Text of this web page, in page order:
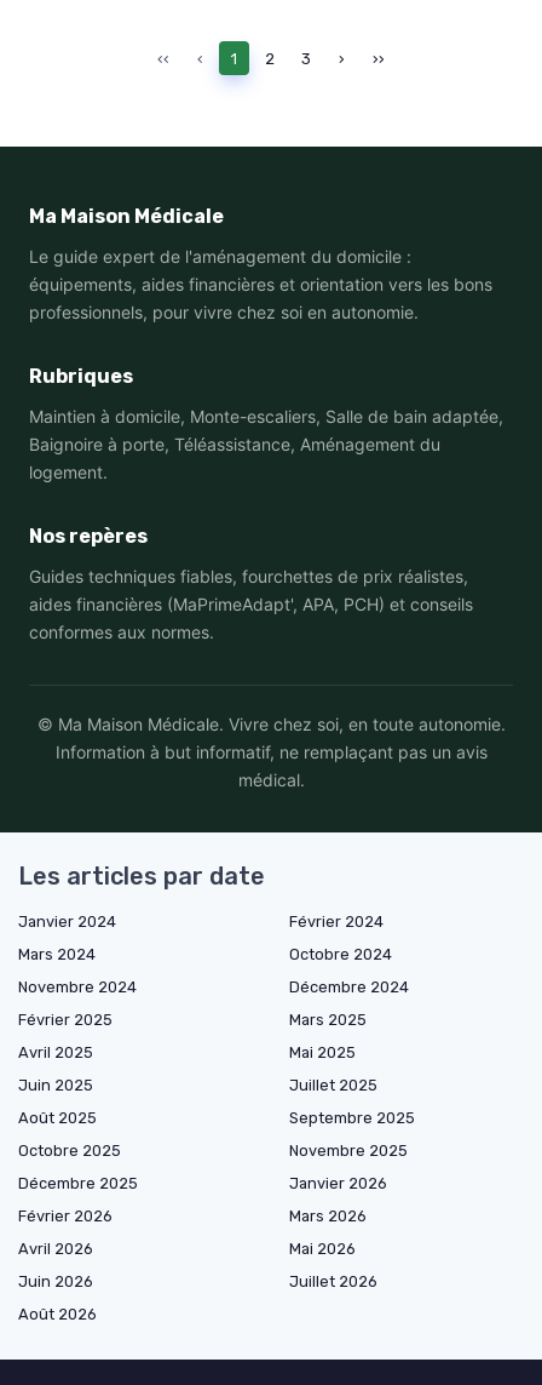
‹‹ ‹ 1 2 3 › ››
Ma Maison Médicale
Le guide expert de l'aménagement du domicile :
équipements, aides financières et orientation vers les bons
professionnels, pour vivre chez soi en autonomie.
Rubriques
Maintien à domicile, Monte-escaliers, Salle de bain adaptée,
Baignoire à porte, Téléassistance, Aménagement du
logement.
Nos repères
Guides techniques fiables, fourchettes de prix réalistes,
aides financières (MaPrimeAdapt', APA, PCH) et conseils
conformes aux normes.
© Ma Maison Médicale. Vivre chez soi, en toute autonomie.
Information à but informatif, ne remplaçant pas un avis
médical.
Les articles par date
Janvier 2024
Février 2024
Mars 2024
Octobre 2024
Novembre 2024
Décembre 2024
Février 2025
Mars 2025
Avril 2025
Mai 2025
Juin 2025
Juillet 2025
Août 2025
Septembre 2025
Octobre 2025
Novembre 2025
Décembre 2025
Janvier 2026
Février 2026
Mars 2026
Avril 2026
Mai 2026
Juin 2026
Juillet 2026
Août 2026